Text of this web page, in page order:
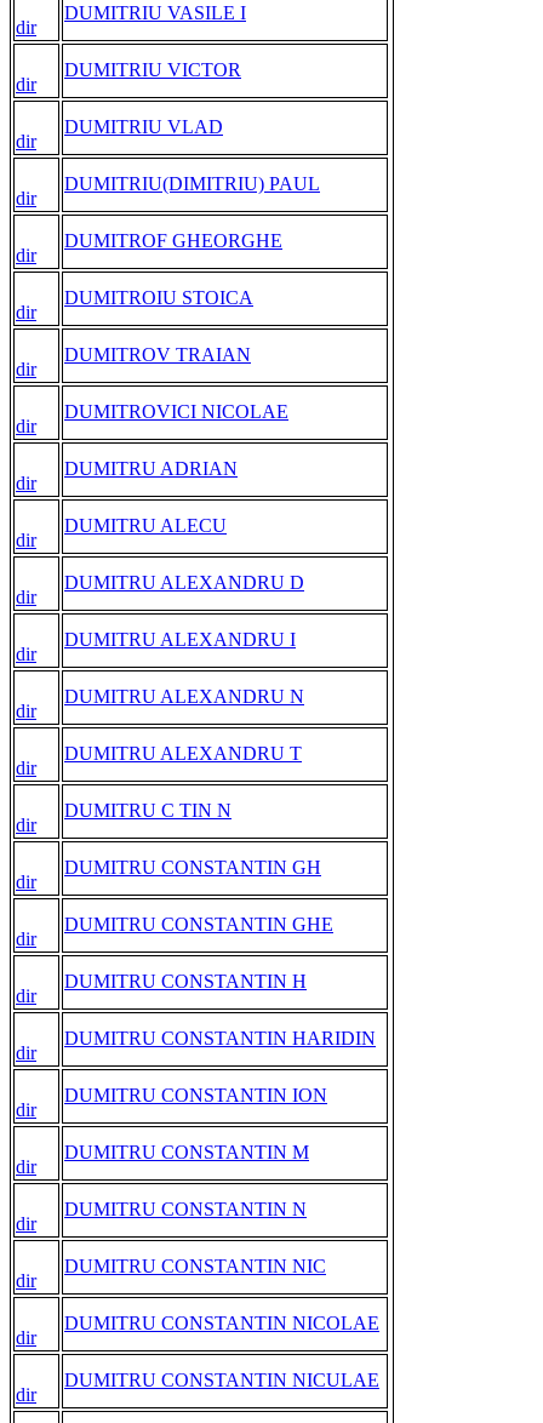
dir
DUMITRIU VASILE I
dir
DUMITRIU VICTOR
dir
DUMITRIU VLAD
dir
DUMITRIU(DIMITRIU) PAUL
dir
DUMITROF GHEORGHE
dir
DUMITROIU STOICA
dir
DUMITROV TRAIAN
dir
DUMITROVICI NICOLAE
dir
DUMITRU ADRIAN
dir
DUMITRU ALECU
dir
DUMITRU ALEXANDRU D
dir
DUMITRU ALEXANDRU I
dir
DUMITRU ALEXANDRU N
dir
DUMITRU ALEXANDRU T
dir
DUMITRU C TIN N
dir
DUMITRU CONSTANTIN GH
dir
DUMITRU CONSTANTIN GHE
dir
DUMITRU CONSTANTIN H
dir
DUMITRU CONSTANTIN HARIDIN
dir
DUMITRU CONSTANTIN ION
dir
DUMITRU CONSTANTIN M
dir
DUMITRU CONSTANTIN N
dir
DUMITRU CONSTANTIN NIC
dir
DUMITRU CONSTANTIN NICOLAE
dir
DUMITRU CONSTANTIN NICULAE